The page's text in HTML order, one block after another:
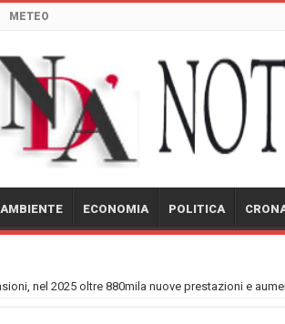
METEO
AMBIENTE ECONOMIA POLITICA
nel 2025 oltre 880mila nuove prestazioni e